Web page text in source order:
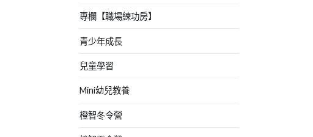
專欄【職場練功房】
青少年成長
兒童學習
Mini幼兒教養
橙智冬令營